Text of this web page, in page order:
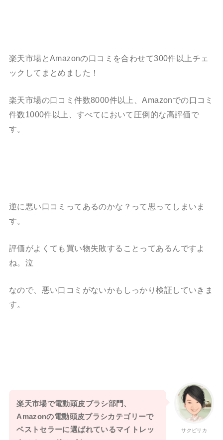
楽天市場とAmazonの口コミを合わせて300件以上チェ
ックしてまとめました！
楽天市場の口コミ件数8000件以上、Amazonでの口コミ
件数1000件以上、すべてにおいて圧倒的な高評価で
す。
逆に悪い口コミってあるのかな？って思ってしまいま
す。
評価がよくても買い物失敗することってあるんですよ
ね。泣
なので、悪い口コミがないかもしっかり検証していきま
す。
サクピリカ
楽天市場で電動頭皮ブラシ部門、
Amazonの電動頭皮ブラシカテゴリーで
ベストセラーに選ばれているマイトレッ